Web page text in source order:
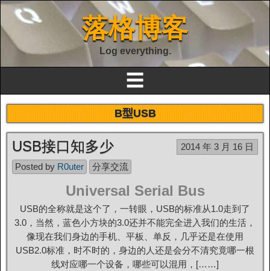
落格博客
Log everything.
☰
B型USB
USB接口知多少
2014 年 3 月 16 日
Posted by R0uter 分享交流
Universal Serial Bus
USB的全称就是这个了，一转眼，USB的标准从1.0走到了
3.0，当然，蓝色小方块的3.0还并不能完全进入我们的生活，
像现在我们身边的手机、平板、单反，几乎还是在使用
USB2.0标准，时不时的，身边的人还是会分不清究竟哪一根
线对应哪一个设备，哪些可以混用，[……]